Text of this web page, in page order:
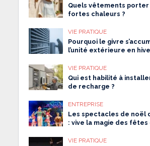
Quels vêtements porter
fortes chaleurs ?
VIE PRATIQUE
Pourquoi le givre
l’unité extérieure en
VIE PRATIQUE
Qui est habilité à
de recharge ?
ENTREPRISE
Les spectacles de noël
: vive la magie des fêtes
VIE PRATIQUE